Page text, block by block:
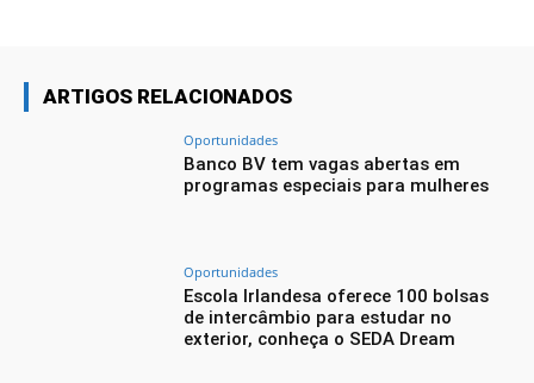
ARTIGOS RELACIONADOS
Oportunidades
Banco BV tem vagas abertas em
programas especiais para mulheres
Oportunidades
Escola Irlandesa oferece 100 bolsas
de intercâmbio para estudar no
exterior, conheça o SEDA Dream